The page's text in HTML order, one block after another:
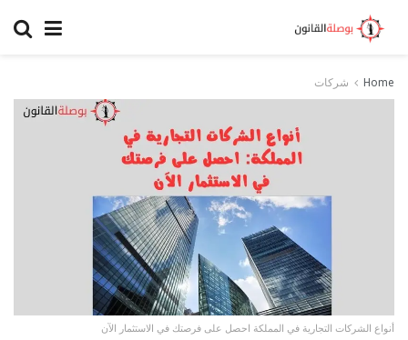
Home شركات
أنواع الشركات التجارية في المملكة احصل على فرصتك في الاستثمار الآن